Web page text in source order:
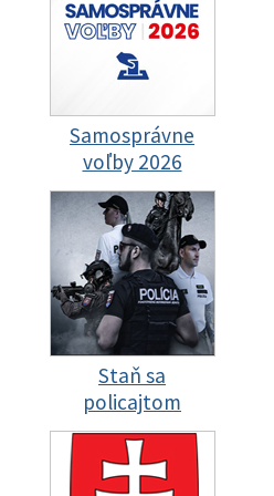
Samosprávne
voľby 2026
Staň sa
policajtom